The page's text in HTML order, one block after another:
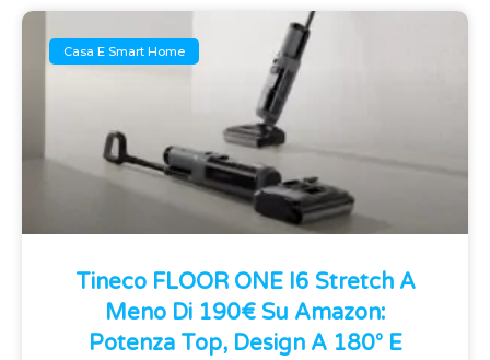
Casa E Smart Home
Tineco FLOOR ONE I6 Stretch A
Meno Di 190€ Su Amazon:
Potenza Top, Design A 180° E